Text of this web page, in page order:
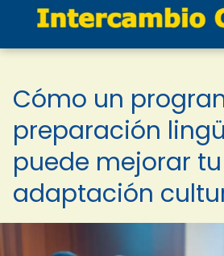
Cómo un
preparación
puede mejorar tu
adaptación